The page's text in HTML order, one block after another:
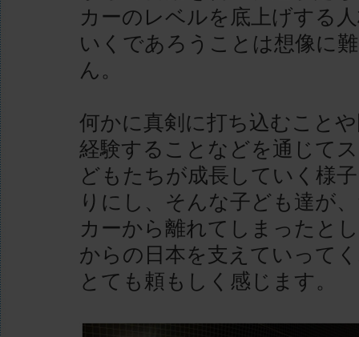
カーのレベルを底上げする
いくであろうことは想像に
ん。
何かに真剣に打ち込むこと
経験することなどを通じて
どもたちが成長していく様
りにし、そんな子ども達が
カーから離れてしまったと
からの日本を支えていって
とても頼もしく感じます。